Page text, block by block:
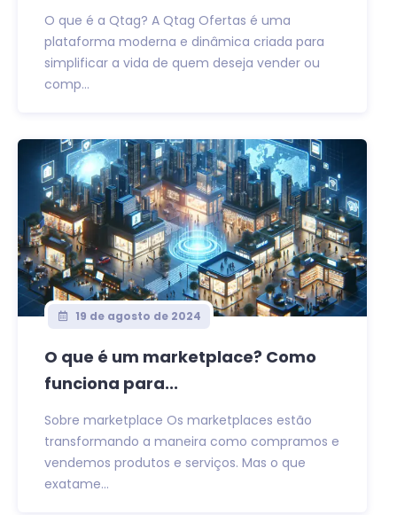
O que é a Qtag? A Qtag Ofertas é uma
plataforma moderna e dinâmica criada para
simplificar a vida de quem deseja vender ou
comp...
19 de agosto de 2024
O que é um marketplace? Como
funciona para...
Sobre marketplace Os marketplaces estão
transformando a maneira como compramos e
vendemos produtos e serviços. Mas o que
exatame...